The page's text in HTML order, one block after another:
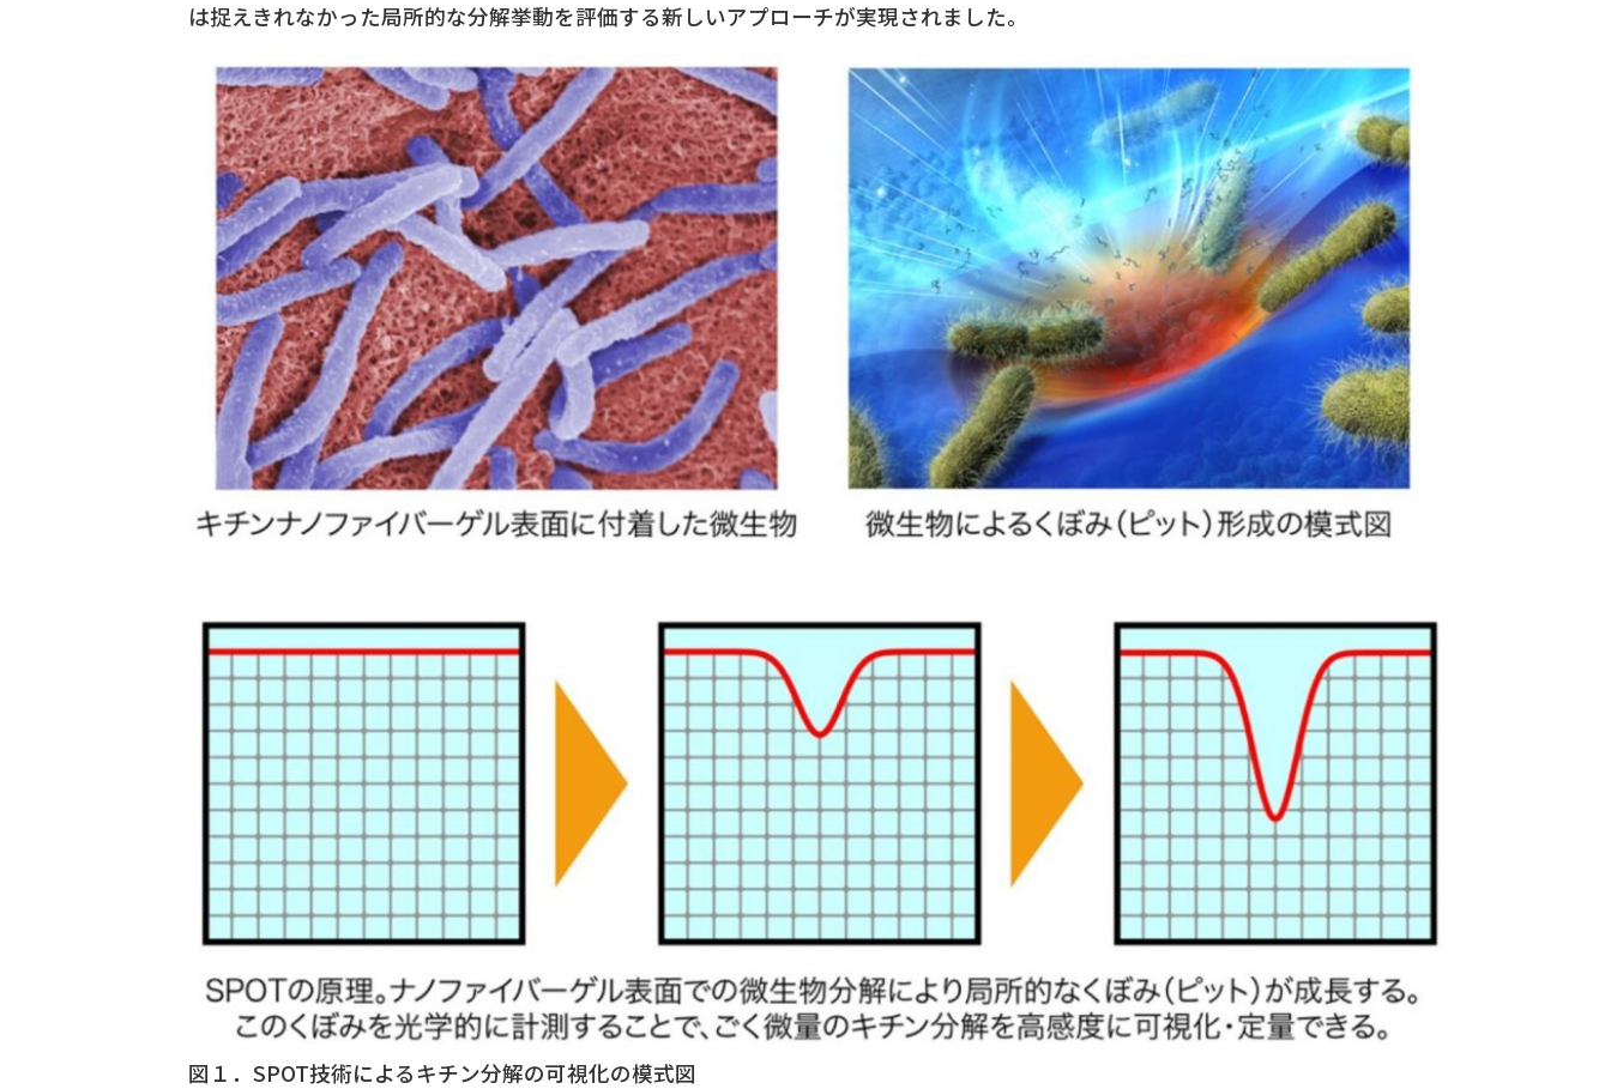
は捉えきれなかった局所的な分解挙動を評価する新しいアプローチが実現されました。
図１．SPOT技術によるキチン分解の可視化の模式図